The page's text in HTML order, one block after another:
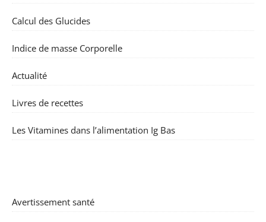
Calcul des Glucides
Indice de masse Corporelle
Actualité
Livres de recettes
Les Vitamines dans l’alimentation Ig Bas
Avertissement santé